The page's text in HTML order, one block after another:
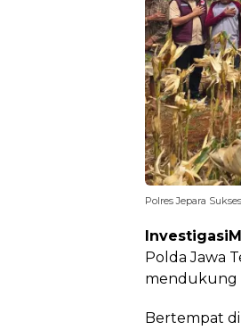
Polres Jepara
Polda Jawa
mendukung
Bertempat